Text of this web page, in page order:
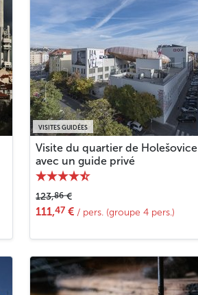
VISITES GUIDÉES
Visite du quartier de Holešovice
avec un guide privé
123,86€
111,47 € / pers. (groupe 4 pers.)